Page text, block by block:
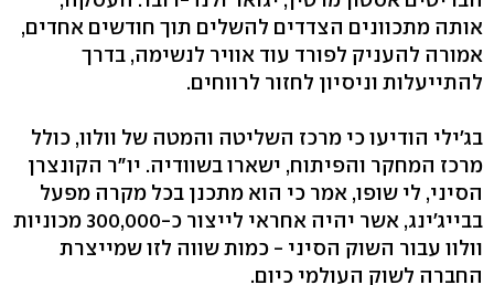
אותה מתכוונים הצדדים להשלים תוך חודשים אחדים,
אמורה להעניק לפורד עוד אוויר לנשימה, בדרך
להתייעלות וניסיון לחזור לרווחים.
בג'ילי הודיעו כי מרכז השליטה והמטה של וולוו, כולל
מרכז המחקר והפיתוח, ישארו בשוודיה. יו"ר הקונצרן
הסיני, לי שופו, אמר כי הוא מתכנן בכל מקרה מפעל
בבייג'ינג, אשר יהיה אחראי לייצור כ-300,000 מכוניות
וולוו עבור השוק הסיני - כמות שווה לזו שמייצרת
החברה לשוק העולמי כיום.